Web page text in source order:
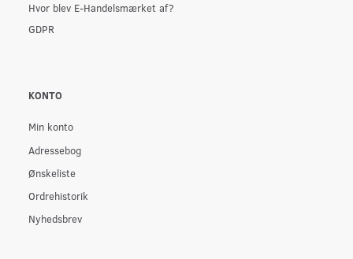
Hvor blev E-Handelsmærket af?
GDPR
KONTO
Min konto
Adressebog
Ønskeliste
Ordrehistorik
Nyhedsbrev